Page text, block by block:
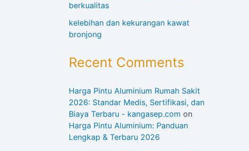
berkualitas
kelebihan dan kekurangan kawat
bronjong
Recent Comments
Harga Pintu Aluminium Rumah Sakit
2026: Standar Medis, Sertifikasi, dan
Biaya Terbaru - kangasep.com on
Harga Pintu Aluminium: Panduan
Lengkap & Terbaru 2026